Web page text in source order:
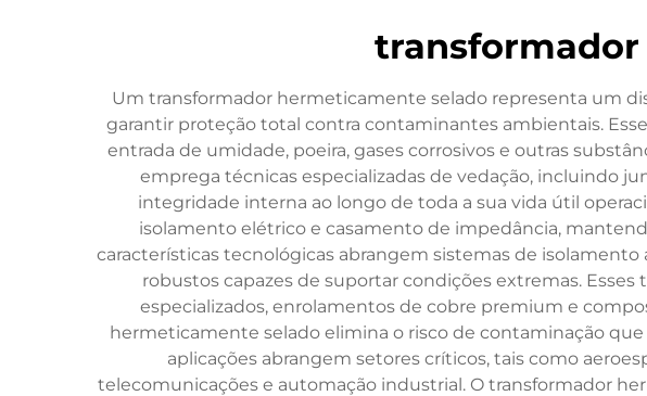
Um transformador hermeticamente selado representa um
garantir proteção total contra contaminantes ambientais.
entrada de umidade, poeira, gases corrosivos e outras
emprega técnicas especializadas de vedação, incluindo
integridade interna ao longo de toda a sua vida útil
isolamento elétrico e casamento de impedância,
características tecnológicas abrangem sistemas de
robustos capazes de suportar condições extremas.
especializados, enrolamentos de cobre premium e
hermeticamente selado elimina o risco de contaminação
aplicações abrangem setores críticos, tais como
telecomunicações e automação industrial. O transformador